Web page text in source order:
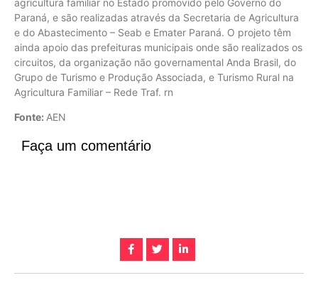
agricultura familiar no Estado promovido pelo Governo do
Paraná, e são realizadas através da Secretaria de Agricultura
e do Abastecimento – Seab e Emater Paraná. O projeto têm
ainda apoio das prefeituras municipais onde são realizados os
circuitos, da organização não governamental Anda Brasil, do
Grupo de Turismo e Produção Associada, e Turismo Rural na
Agricultura Familiar – Rede Traf. rn
Fonte: AEN
Faça um comentário